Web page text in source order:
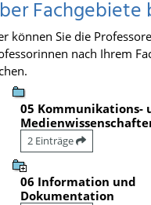
Fachgebiete
können Sie die
nach Ihrem
05 Kommunikations-
2 Einträge
06 Information und
Dokumentation